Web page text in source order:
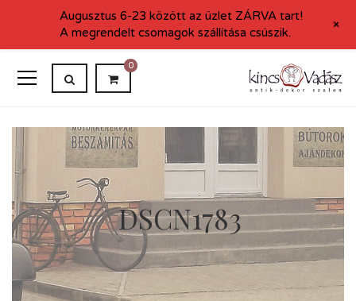
0
DSCN1783
Augusztus 6-23 között az üzlet ZÁRVA tart!
A megrendelt csomagok szállítása csúszik.
+